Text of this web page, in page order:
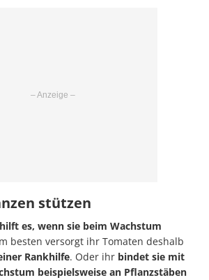
stützen
hilft es, wenn sie beim Wachstum
besten versorgt ihr Tomaten deshalb
Rankhilfe. Oder ihr bindet sie mit
beispielsweise an Pflanzstäben